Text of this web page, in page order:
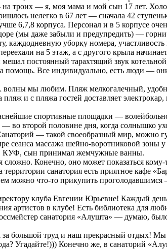
троих — я, моя мама и мой сын 17 лет.
нелегко в 67 лет — сначала 42
6,7,8 корпуса. Персонал и в 5 корпусе
(мы даже забыли и предупредить) —
каждодневную уборку номера,
на 5 этаж, а с другого крыла
постоянный тарахтящий звук
помощь. Все индивидуально, есть люди —
мы любим. Пляж мелкогалечный,
и с пляжа гостей доставляет
спортивные площадки —
второй половине дня, когда солнышко
— такой своеобразный мир, можно
сеанса массажа шейно-воротниковой зоны
КУФ, сын принимал жемчужные ванны.
Конечно, оно может показаться
санатория есть приятное кафе
можно что-то прикупить
клуба Евгении Юрьевне! Каждый
артистов в клубе! Есть библиотека для
санатория «Алушта» — думаю,
большой труд и наш прекрасный отдых!
Угадайте!))) Конечно же, в санаторий